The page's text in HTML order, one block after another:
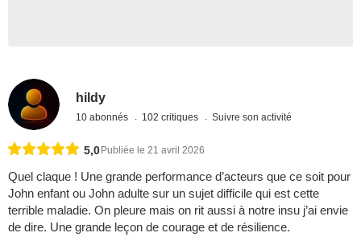
hildy
10 abonnés 102 critiques Suivre son activité
5,0 Publiée le 21 avril 2026
Quel claque ! Une grande performance d’acteurs que ce soit pour
John enfant ou John adulte sur un sujet difficile qui est cette
terrible maladie. On pleure mais on rit aussi à notre insu j’ai envie
de dire. Une grande leçon de courage et de résilience.